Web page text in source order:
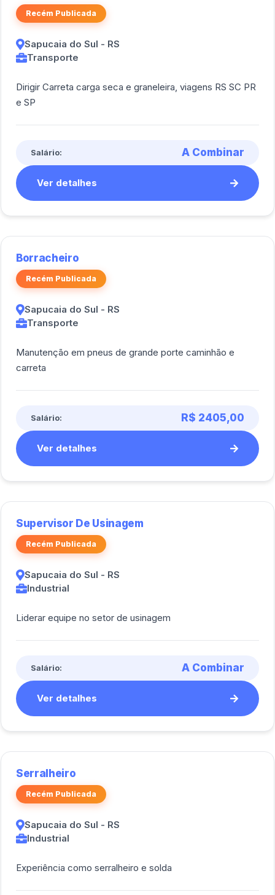
Recém Publicada
Sapucaia do Sul - RS
Transporte
Dirigir Carreta carga seca e graneleira, viagens RS SC PR
e SP
Salário: A Combinar
Ver detalhes
Borracheiro
Recém Publicada
Sapucaia do Sul - RS
Transporte
Manutenção em pneus de grande porte caminhão e
carreta
Salário: R$ 2405,00
Ver detalhes
Supervisor De Usinagem
Recém Publicada
Sapucaia do Sul - RS
Industrial
Liderar equipe no setor de usinagem
Salário: A Combinar
Ver detalhes
Serralheiro
Recém Publicada
Sapucaia do Sul - RS
Industrial
Experiência como serralheiro e solda